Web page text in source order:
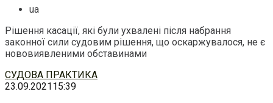
ua
Рішення касації, які були ухвалені після набрання
законної сили судовим рішення, що оскаржувалося, не є
нововиявленими обставинами
Перейти
до
СУДОВА ПРАКТИКА
23.09.202115:39